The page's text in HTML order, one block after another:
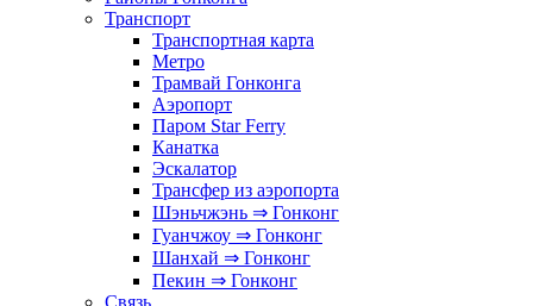
Транспорт
Транспортная карта
Метро
Трамвай Гонконга
Аэропорт
Паром Star Ferry
Канатка
Эскалатор
Трансфер из аэропорта
Шэньчжэнь ⇒ Гонконг
Гуанчжоу ⇒ Гонконг
Шанхай ⇒ Гонконг
Пекин ⇒ Гонконг
Связь